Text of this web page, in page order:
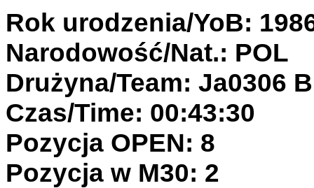
Rok urodzenia/YoB:
Narodowość/Nat.: POL
Drużyna/Team: Ja0306
Czas/Time: 00:43:30
Pozycja OPEN: 8
Pozycja w M30: 2